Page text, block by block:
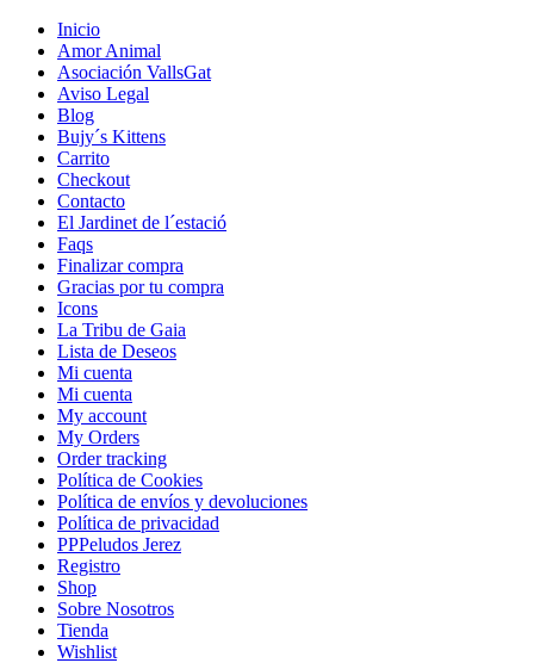
Inicio
Amor Animal
Asociación VallsGat
Aviso Legal
Blog
Bujy´s Kittens
Carrito
Checkout
Contacto
El Jardinet de l´estació
Faqs
Finalizar compra
Gracias por tu compra
Icons
La Tribu de Gaia
Lista de Deseos
Mi cuenta
Mi cuenta
My account
My Orders
Order tracking
Política de Cookies
Política de envíos y devoluciones
Política de privacidad
PPPeludos Jerez
Registro
Shop
Sobre Nosotros
Tienda
Wishlist